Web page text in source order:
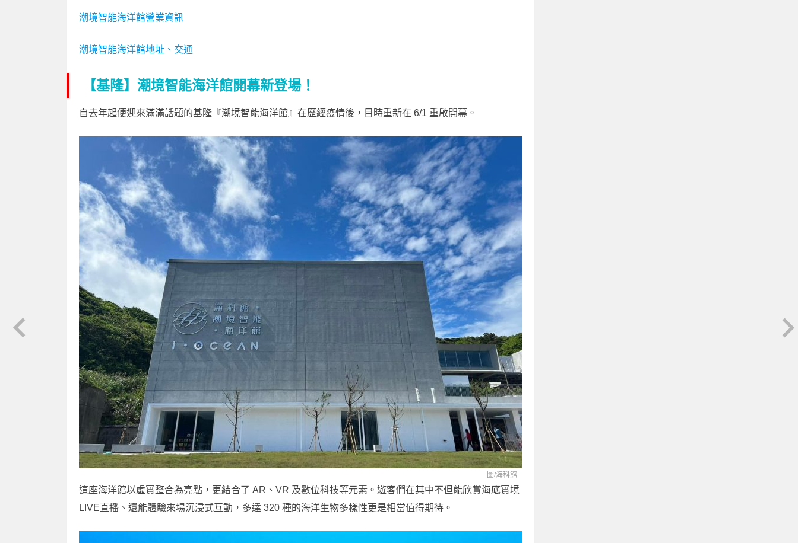
潮境智能海洋館營業資訊
潮境智能海洋館地址、交通
【基隆】潮境智能海洋館開幕新登場！
自去年起便迎來滿滿話題的基隆『潮境智能海洋館』在歷經疫情後，目時重新在 6/1 重啟開幕。
圖/海科館
這座海洋館以虛實整合為亮點，更結合了 AR、VR 及數位科技等元素。遊客們在其中不但能欣賞海底實境
LIVE直播、還能體驗來場沉浸式互動，多達 320 種的海洋生物多樣性更是相當值得期待。